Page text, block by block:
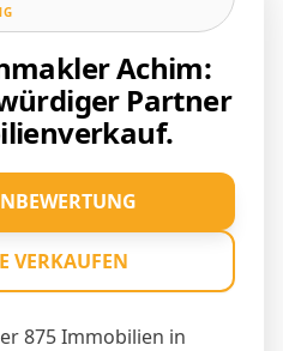
Achim:
Partner
875 Immobilien in
VERKAUFEN